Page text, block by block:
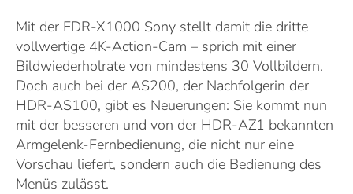
Mit der FDR-X1000 Sony stellt damit die dritte
vollwertige 4K-Action-Cam – sprich mit einer
Bildwiederholrate von mindestens 30 Vollbildern.
Doch auch bei der AS200, der Nachfolgerin der
HDR-AS100, gibt es Neuerungen: Sie kommt nun
mit der besseren und von der HDR-AZ1 bekannten
Armgelenk-Fernbedienung, die nicht nur eine
Vorschau liefert, sondern auch die Bedienung des
Menüs zulässt.